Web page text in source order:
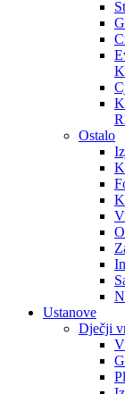
Ostalo
Ustanove
Dječji